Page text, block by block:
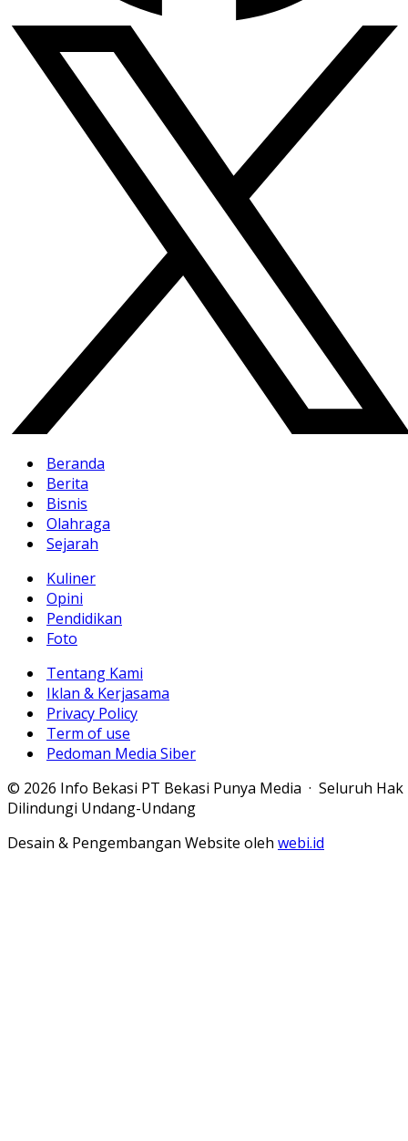
Beranda
Berita
Bisnis
Olahraga
Sejarah
Kuliner
Opini
Pendidikan
Foto
Tentang Kami
Iklan & Kerjasama
Privacy Policy
Term of use
Pedoman Media Siber
© 2026 Info Bekasi PT Bekasi Punya Media · Seluruh Hak
Dilindungi Undang-Undang
Desain & Pengembangan Website oleh webi.id